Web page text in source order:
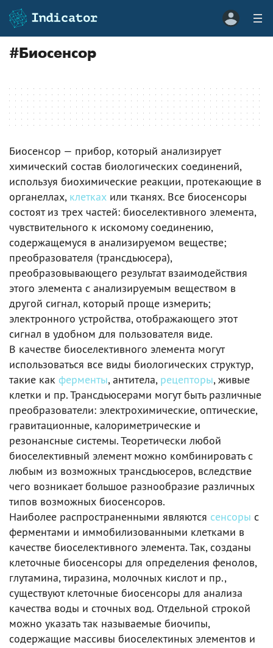
#Биосенсор
Биосенсор — прибор, который анализирует
химический состав биологических соединений,
используя биохимические реакции, протекающие в
органеллах, клетках или тканях. Все биосенсоры
состоят из трех частей: биоселективного элемента,
чувствительного к искомому соединению,
содержащемуся в анализируемом веществе;
преобразователя (трансдьюсера),
преобразовывающего результат взаимодействия
этого элемента с анализируемым веществом в
другой сигнал, который проще измерить;
электронного устройства, отображающего этот
сигнал в удобном для пользователя виде.
В качестве биоселективного элемента могут
использоваться все виды биологических структур,
такие как ферменты, антитела, рецепторы, живые
клетки и пр. Трансдьюсерами могут быть различные
преобразователи: электрохимические, оптические,
гравитационные, калориметрические и
резонансные системы. Теоретически любой
биоселективный элемент можно комбинировать с
любым из возможных трансдьюсеров, вследствие
чего возникает большое разнообразие различных
типов возможных биосенсоров.
Наиболее распространенными являются сенсоры с
ферментами и иммобилизованными клетками в
качестве биоселективного элемента. Так, созданы
клеточные биосенсоры для определения фенолов,
глутамина, тиразина, молочных кислот и пр.,
существуют клеточные биосенсоры для анализа
качества воды и сточных вод. Отдельной строкой
можно указать так называемые биочипы,
содержащие массивы биоселектиных элементов и